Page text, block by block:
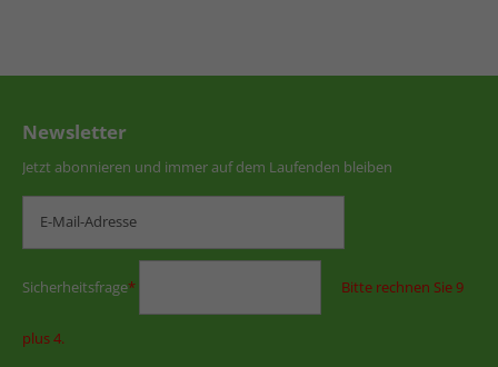
Newsletter
Jetzt abonnieren und immer auf dem Laufenden bleiben
Sicherheitsfrage* Bitte rechnen Sie 9
plus 4.